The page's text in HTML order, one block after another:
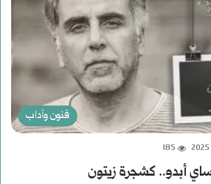
فنون وآداب
185
أبدو.. كشجرة زيتون